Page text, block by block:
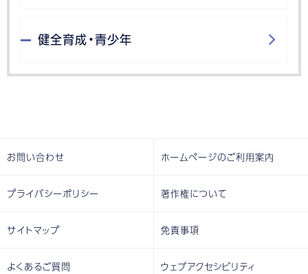
健全育成・青少年
お問い合わせ ホームページのご利用案内
プライバシーポリシー 著作権について
サイトマップ 免責事項
よくあるご質問 ウェブアクセシビリティ